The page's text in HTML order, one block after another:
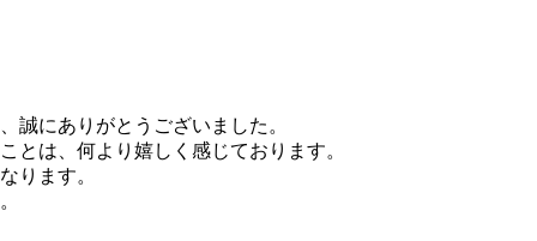
誠にありがとうございました。
とは、何より嬉しく感じております。
ります。